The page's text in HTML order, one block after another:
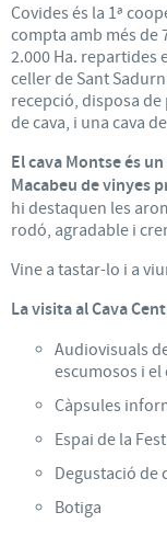
Covides és la 1ª
compta amb més de
2.000 Ha. repartides
celler de Sant
recepció, disposa
de cava, i una cava
El cava Montse és
Macabeu de vinyes
hi destaquen les
rodó, agradable i
Vine a tastar-lo i a
La visita al Cava
Audiovisuals
escumosos i el
Càpsules
Espai de la
Degustació de
Botiga